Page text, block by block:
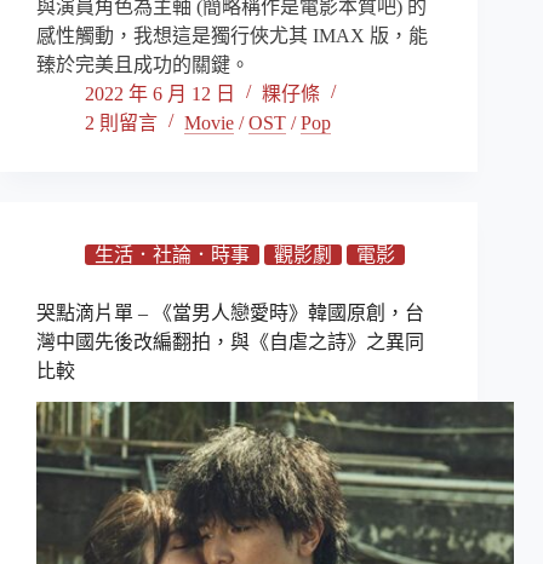
與演員角色為主軸 (簡略稱作是電影本質吧) 的
感性觸動，我想這是獨行俠尤其 IMAX 版，能
臻於完美且成功的關鍵。
2022 年 6 月 12 日
粿仔條
2 則留言
Movie /OST /Pop
生活．社論．時事 觀影劇 電影
哭點滴片單 – 《當男人戀愛時》韓國原創，台
灣中國先後改編翻拍，與《自虐之詩》之異同
比較